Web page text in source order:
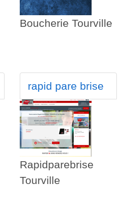
Boucherie Tourville
rapid pare brise
Rapidparebrise
Tourville